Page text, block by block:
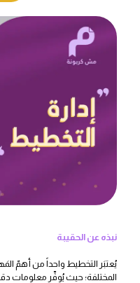
نبذه عن الحقيبة
يُعتبَر التخطيط واحداً من أهمّ
المختلفة؛ حيث يُوفِّر معلومات